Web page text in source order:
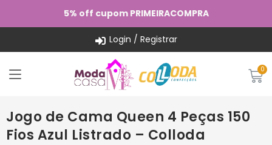
5% off cupom PRIMEIRACOMPRA
Login / Registrar
Jogo de Cama Queen 4 Peças 150
Fios Azul Listrado – Colloda